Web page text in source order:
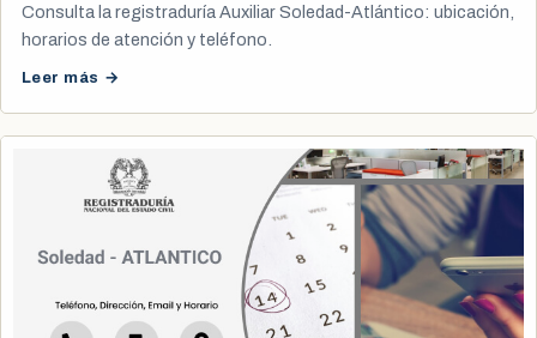
Consulta la registraduría Auxiliar Soledad-Atlántico: ubicación,
horarios de atención y teléfono.
Leer más →